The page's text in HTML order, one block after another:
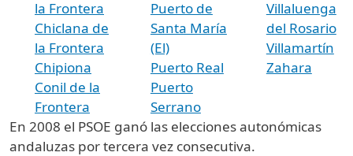
la Frontera
Chiclana de
la Frontera
Chipiona
Conil de la
Frontera
Puerto de
Santa María
(El)
Puerto Real
Puerto
Serrano
Villaluenga
del Rosario
Villamartín
Zahara
En 2008 el PSOE ganó las elecciones autonómicas
andaluzas por tercera vez consecutiva.